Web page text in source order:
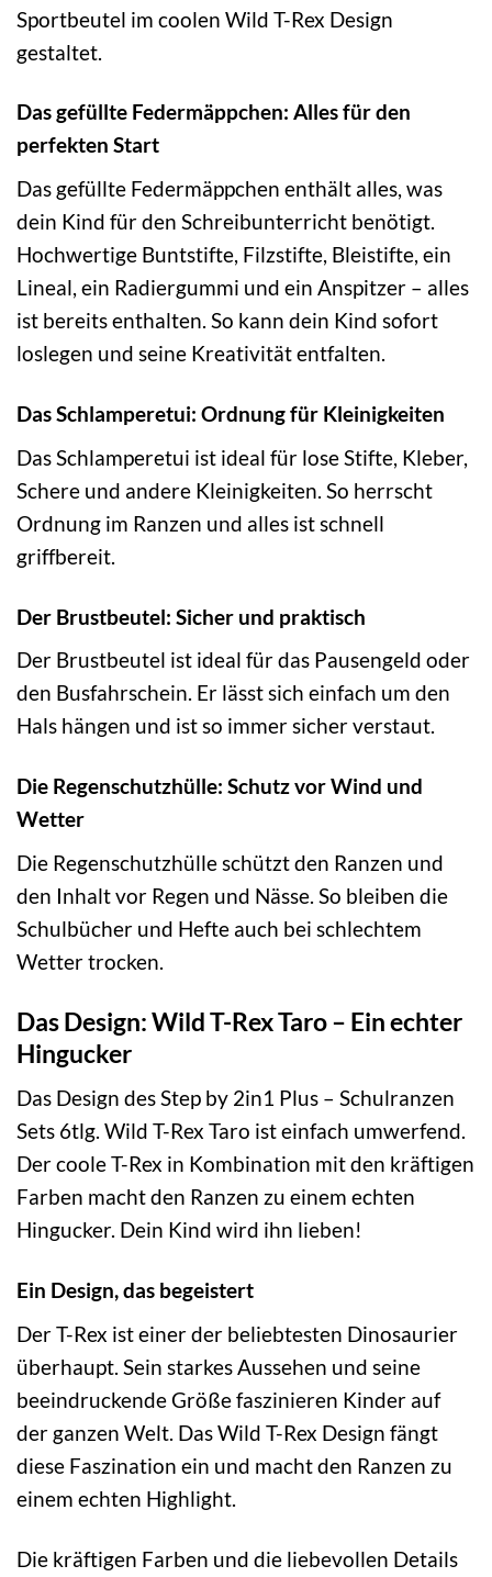
Sportbeutel im coolen Wild T-Rex Design
gestaltet.
Das gefüllte Federmäppchen: Alles für den
perfekten Start
Das gefüllte Federmäppchen enthält alles, was
dein Kind für den Schreibunterricht benötigt.
Hochwertige Buntstifte, Filzstifte, Bleistifte, ein
Lineal, ein Radiergummi und ein Anspitzer – alles
ist bereits enthalten. So kann dein Kind sofort
loslegen und seine Kreativität entfalten.
Das Schlamperetui: Ordnung für Kleinigkeiten
Das Schlamperetui ist ideal für lose Stifte, Kleber,
Schere und andere Kleinigkeiten. So herrscht
Ordnung im Ranzen und alles ist schnell
griffbereit.
Der Brustbeutel: Sicher und praktisch
Der Brustbeutel ist ideal für das Pausengeld oder
den Busfahrschein. Er lässt sich einfach um den
Hals hängen und ist so immer sicher verstaut.
Die Regenschutzhülle: Schutz vor Wind und
Wetter
Die Regenschutzhülle schützt den Ranzen und
den Inhalt vor Regen und Nässe. So bleiben die
Schulbücher und Hefte auch bei schlechtem
Wetter trocken.
Das Design: Wild T-Rex Taro – Ein echter
Hingucker
Das Design des Step by 2in1 Plus – Schulranzen
Sets 6tlg. Wild T-Rex Taro ist einfach umwerfend.
Der coole T-Rex in Kombination mit den kräftigen
Farben macht den Ranzen zu einem echten
Hingucker. Dein Kind wird ihn lieben!
Ein Design, das begeistert
Der T-Rex ist einer der beliebtesten Dinosaurier
überhaupt. Sein starkes Aussehen und seine
beeindruckende Größe faszinieren Kinder auf
der ganzen Welt. Das Wild T-Rex Design fängt
diese Faszination ein und macht den Ranzen zu
einem echten Highlight.
Die kräftigen Farben und die liebevollen Details